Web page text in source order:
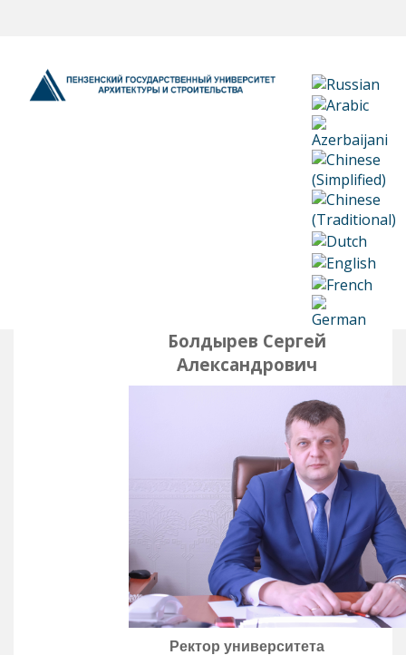
Болдырев Сергей
Александрович
Ректор университета